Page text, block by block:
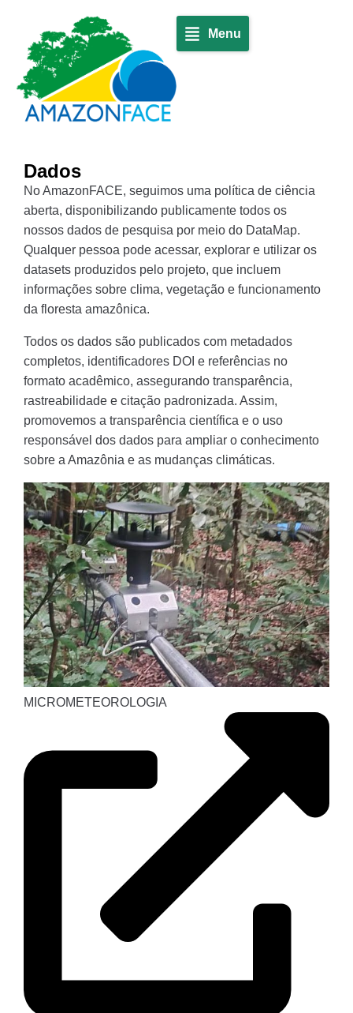
Menu
Dados
No AmazonFACE, seguimos uma política de ciência
aberta, disponibilizando publicamente todos os
nossos dados de pesquisa por meio do DataMap.
Qualquer pessoa pode acessar, explorar e utilizar os
datasets produzidos pelo projeto, que incluem
informações sobre clima, vegetação e funcionamento
da floresta amazônica.
Todos os dados são publicados com metadados
completos, identificadores DOI e referências no
formato acadêmico, assegurando transparência,
rastreabilidade e citação padronizada. Assim,
promovemos a transparência científica e o uso
responsável dos dados para ampliar o conhecimento
sobre a Amazônia e as mudanças climáticas.
MICROMETEOROLOGIA